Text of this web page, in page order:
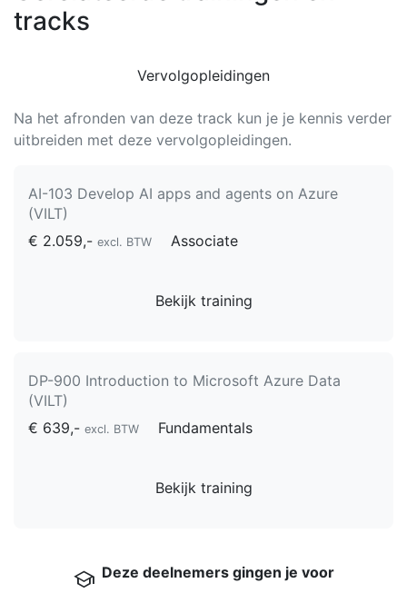
tracks
Vervolgopleidingen
Na het afronden van deze track kun je je kennis verder
uitbreiden met deze vervolgopleidingen.
AI-103 Develop AI apps and agents on Azure
(VILT)
€ 2.059,- excl. BTW Associate
Bekijk training
DP-900 Introduction to Microsoft Azure Data
(VILT)
€ 639,- excl. BTW Fundamentals
Bekijk training
school Deze deelnemers gingen je voor